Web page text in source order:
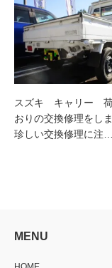
スズキ キャリー 荷
おりの交換修理をしま
珍しい交換修理に注…
MENU